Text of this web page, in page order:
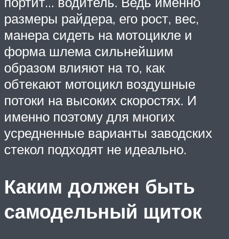
размеры райдера, его рост, вес,
манера сидеть на мотоцикле и
форма шлема сильнейшим
образом влияют на то, как
обтекают мотоцикл воздушные
потоки на высоких скоростях. И
именно поэтому для многих
усредненные варианты заводских
стекол подходят не идеально.
Каким должен быть
самодельный щиток